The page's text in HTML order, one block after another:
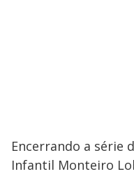
Encerrando a série
Infantil Monteiro